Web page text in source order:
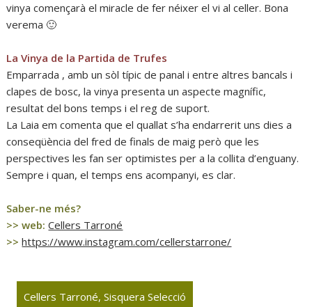
vinya començarà el miracle de fer néixer el vi al celler. Bona
verema 🙂
La Vinya de la Partida de Trufes
Emparrada , amb un sòl típic de panal i entre altres bancals i
clapes de bosc, la vinya presenta un aspecte magnífic,
resultat del bons temps i el reg de suport.
La Laia em comenta que el quallat s’ha endarrerit uns dies a
conseqüència del fred de finals de maig però que les
perspectives les fan ser optimistes per a la collita d’enguany.
Sempre i quan, el temps ens acompanyi, es clar.
Saber-ne més?
>> web:Cellers Tarroné
>>https://www.instagram.com/cellerstarrone/
Cellers Tarroné, Sisquera Selecció